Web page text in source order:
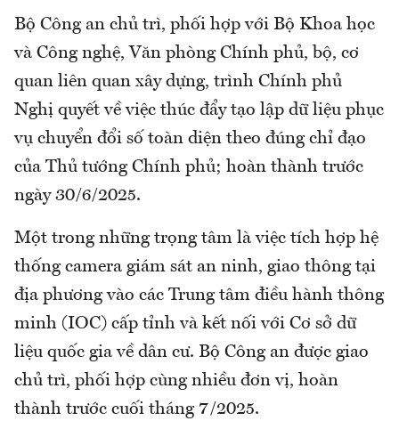
Bộ Công an chủ trì, phối hợp với Bộ Khoa học
và Công nghệ, Văn phòng Chính phủ, bộ, cơ
quan liên quan xây dựng, trình Chính phủ
Nghị quyết về việc thúc đẩy tạo lập dữ liệu phục
vụ chuyển đổi số toàn diện theo đúng chỉ đạo
của Thủ tướng Chính phủ; hoàn thành trước
ngày 30/6/2025.
Một trong những trọng tâm là việc tích hợp hệ
thống camera giám sát an ninh, giao thông tại
địa phương vào các Trung tâm điều hành thông
minh (IOC) cấp tỉnh và kết nối với Cơ sở dữ
liệu quốc gia về dân cư. Bộ Công an được giao
chủ trì, phối hợp cùng nhiều đơn vị, hoàn
thành trước cuối tháng 7/2025.